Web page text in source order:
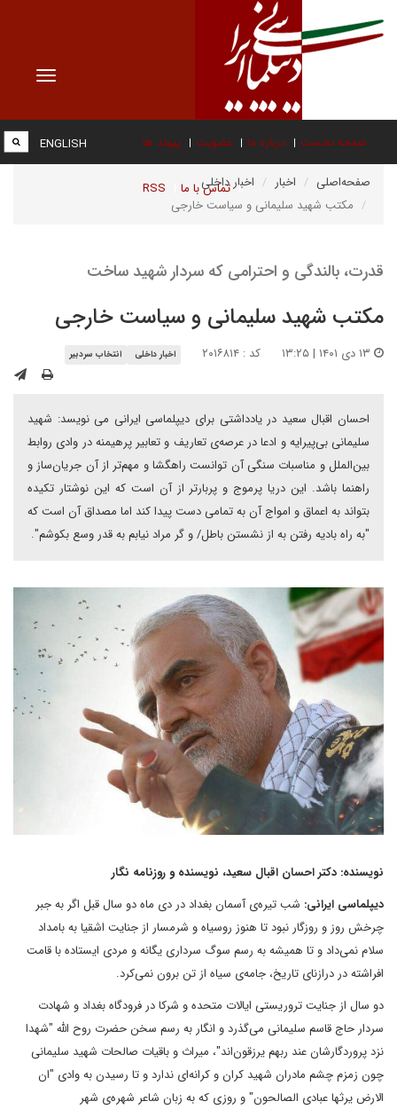
Toggle
صفحه نخست درباره ما عضویت پیوند ها
تماس با ما RSS
ENGLISH
صفحه‌اصلی اخبار
اخبار داخلی
مکتب شهید سلیمانی و سیاست خارجی
قدرت، بالندگی و احترامی که سردار شهید ساخت
مکتب شهید سلیمانی و سیاست خارجی
کد : ۲۰۱۶۸۱۴ اخبار داخلی انتخاب سردبیر
احسان اقبال سعید در یادداشتی برای دیپلماسی ایرانی می نویسد: شهید
سلیمانی بی‌پیرایه و ادعا در عرصه‌ی تعاریف و تعابیر پرهیمنه در وادی روابط
بین‌الملل و مناسبات سنگی آن توانست راهگشا و مهم‌تر از آن جریان‌ساز و
راهنما باشد. این دریا پرموج و پربارتر از آن است که این نوشتار تکیده
بتواند به اعماق و امواج آن به تمامی دست پیدا کند اما مصداق آن است که
"به راه بادیه رفتن به از نشستن باطل/ و گر مراد نیابم به قدر وسع بکوشم".
نویسنده: دکتر احسان اقبال سعید، نویسنده و روزنامه نگار
دیپلماسی ایرانی: شب تیره‌ی آسمان بغداد در دی ماه دو سال قبل اگر به جبر
چرخش روز و روزگار نبود تا هنوز روسیاه و شرمسار از جنایت اشقیا به بامداد
سلام نمی‌داد و تا همیشه به رسم سوگ سرداری یگانه و مردی ایستاده با قامت
افراشته در درازنای تاریخ، جامه‌ی سیاه از تن برون نمی‌کرد.
دو سال از جنایت تروریستی ایالات متحده و شرکا در فرودگاه بغداد و شهادت
سردار حاج قاسم سلیمانی می‌گذرد و انگار به رسم سخن حضرت روح الله "شهدا
نزد پروردگارشان عند ربهم یرزقون‌اند"، میراث و باقیات صالحات شهید سلیمانی
چون زمزم چشم مادران شهید کران و کرانه‌ای ندارد و تا رسیدن به وادی "ان
الارض یرثها عبادی الصالحون" و روزی که به زبان شاعر شهره‌ی شهر